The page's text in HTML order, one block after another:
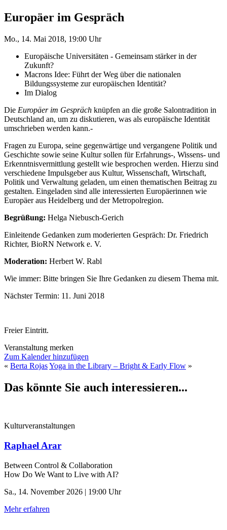
Europäer im Gespräch
Mo., 14. Mai 2018, 19:00 Uhr
Europäische Universitäten - Gemeinsam stärker in der
Zukunft?
Macrons Idee: Führt der Weg über die nationalen
Bildungssysteme zur europäischen Identität?
Im Dialog
Die Europäer im Gespräch knüpfen an die große Salontradition in
Deutschland an, um zu diskutieren, was als europäische Identität
umschrieben werden kann.-
Fragen zu Europa, seine gegenwärtige und vergangene Politik und
Geschichte sowie seine Kultur sollen für Erfahrungs-, Wissens- und
Erkenntnisvermittlung gestellt wie besprochen werden. Hierzu sind
verschiedene Impulsgeber aus Kultur, Wissenschaft, Wirtschaft,
Politik und Verwaltung geladen, um einen thematischen Beitrag zu
gestalten. Eingeladen sind alle interessierten Europäerinnen wie
Europäer aus Heidelberg und der Metropolregion.
Begrüßung: Helga Niebusch-Gerich
Einleitende Gedanken zum moderierten Gespräch: Dr. Friedrich
Richter, BioRN Network e. V.
Moderation: Herbert W. Rabl
Wie immer: Bitte bringen Sie Ihre Gedanken zu diesem Thema mit.
Nächster Termin: 11. Juni 2018
Freier Eintritt.
Veranstaltung merken
Zum Kalender hinzufügen
« Berta RojasYoga in the Library – Bright & Early Flow »
Das könnte Sie auch interessieren...
Kulturveranstaltungen
Raphael Arar
Between Control & ­Collaboration
How Do We Want to Live with AI?
Sa., 14. November 2026 | 19:00 Uhr
Mehr erfahren